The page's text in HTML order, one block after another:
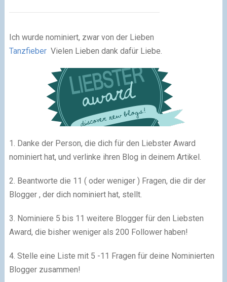
Ich wurde nominiert, zwar von der Lieben
Tanzfieber Vielen Lieben dank dafür Liebe.
1. Danke der Person, die dich für den Liebster Award
nominiert hat, und verlinke ihren Blog in deinem Artikel.
2. Beantworte die 11 ( oder weniger ) Fragen, die dir der
Blogger , der dich nominiert hat, stellt.
3. Nominiere 5 bis 11 weitere Blogger für den Liebsten
Award, die bisher weniger als 200 Follower haben!
4. Stelle eine Liste mit 5 -11 Fragen für deine Nominierten
Blogger zusammen!